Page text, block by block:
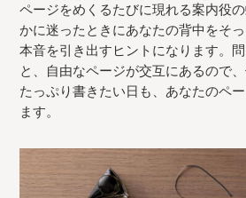
ページをめくるたびに現れる案内役
かに迷ったときにあなたの背中をそっ
本音を引き出すヒントになります。
と、自由なページが交互にあるので
たっぷり書きたい日も、あなたのペ
ます。